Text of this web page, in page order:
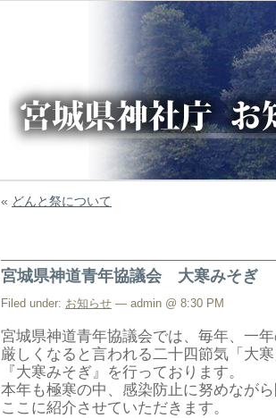
« どんと祭について
宮城県神道青年協議会 大寒みそぎ
Filed under: お知らせ — admin @ 8:30 PM
宮城県神道青年協議会では、毎年、一
厳しくなると言われる二十四節気「大
『大寒みそぎ』を行っております。
本年も極寒の中、感染防止に努めなが
ここに紹介させていただきます。